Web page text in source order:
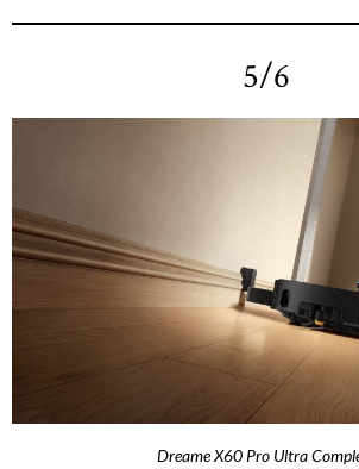
5/6
Dreame X60 Pro Ultra